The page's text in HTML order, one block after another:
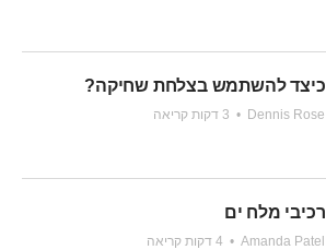
כיצד להשתמש בצלחת שחיקה?
Dennis Rose
•
רכיבי מלח ים
Amanda Patel
•